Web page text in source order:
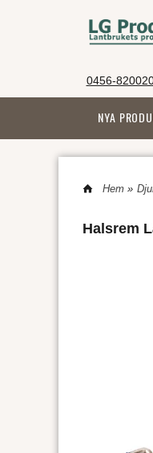
0456-
NYA
Hem»
Halsrem